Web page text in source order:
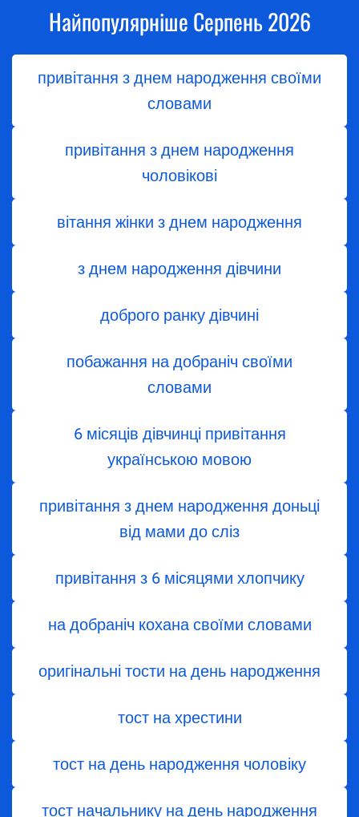
Найпопулярніше Серпень 2026
привітання з днем народження своїми
словами
привітання з днем народження
чоловікові
вітання жінки з днем ​​народження
з днем ​​народження дівчини
доброго ранку дівчині
побажання на добраніч своїми
словами
6 місяців дівчинці привітання
українською мовою
привітання з днем народження доньці
від мами до сліз
привітання з 6 місяцями хлопчику
на добраніч кохана своїми словами
оригінальні тости на день народження
тост на хрестини
тост на день народження чоловіку
тост начальнику на день народження